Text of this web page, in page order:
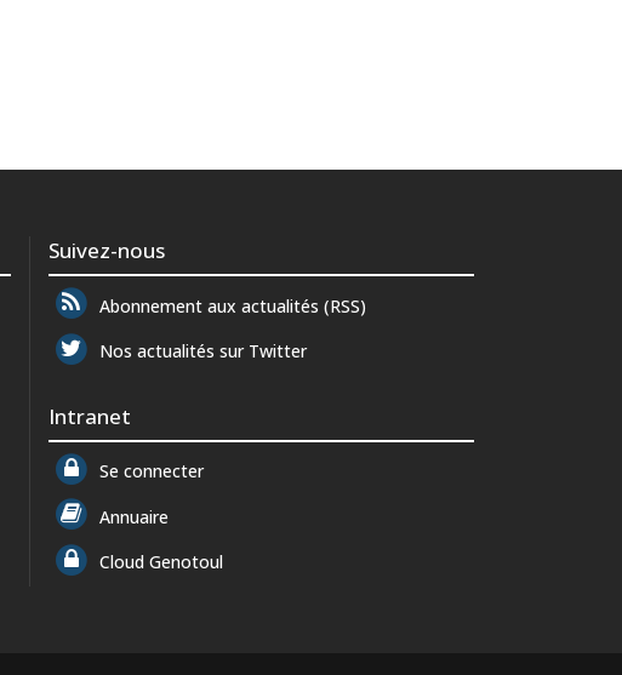
Suivez-nous
Abonnement aux actualités (RSS)
Nos actualités sur Twitter
Intranet
Se connecter
Annuaire
Cloud Genotoul